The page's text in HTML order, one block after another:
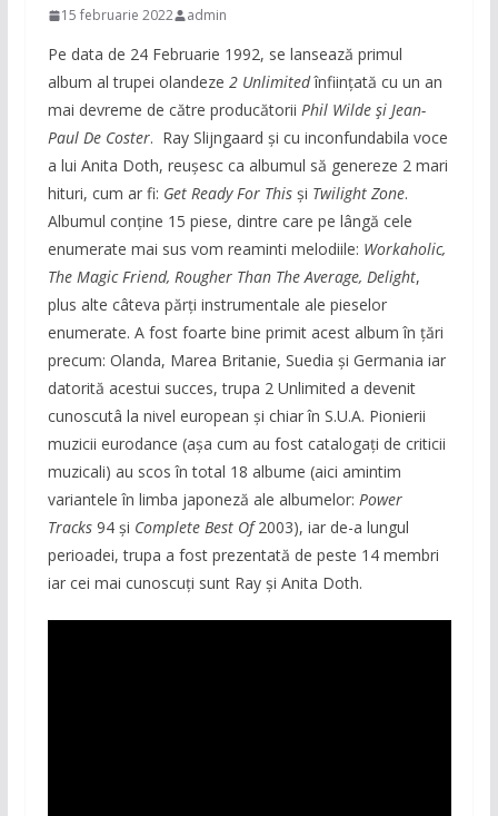
15 februarie 2022 admin
Pe data de 24 Februarie 1992, se lansează primul
album al trupei olandeze 2 Unlimitedînființată cu un an
mai devreme de către producătorii Phil Wilde și Jean-
Paul De Coster. Ray Slijngaard și cu inconfundabila voce
a lui Anita Doth, reușesc ca albumul să genereze 2 mari
hituri, cum ar fi: Get Ready For Thisși Twilight Zone.
Albumul conține 15 piese, dintre care pe lângă cele
enumerate mai sus vom reaminti melodiile: Workaholic,
The Magic Friend, Rougher Than The Average, Delight,
plus alte câteva părți instrumentale ale pieselor
enumerate. A fost foarte bine primit acest album în țări
precum: Olanda, Marea Britanie, Suedia și Germania iar
datorită acestui succes, trupa 2 Unlimited a devenit
cunoscutâ la nivel european și chiar în S.U.A. Pionierii
muzicii eurodance (așa cum au fost catalogați de criticii
muzicali) au scos în total 18 albume (aici amintim
variantele în limba japoneză ale albumelor: Power
Tracks94 și Complete Best Of2003), iar de-a lungul
perioadei, trupa a fost prezentată de peste 14 membri
iar cei mai cunoscuți sunt Ray și Anita Doth.